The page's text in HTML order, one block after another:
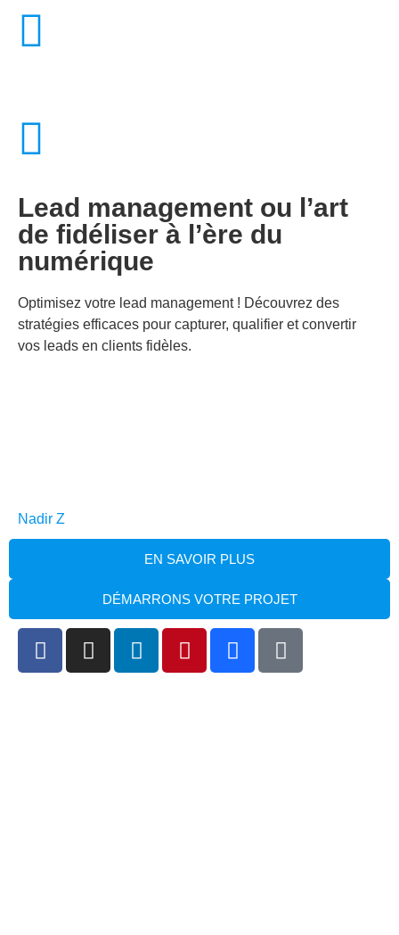
Lead management ou l’art
de fidéliser à l’ère du
numérique
Optimisez votre lead management ! Découvrez des
stratégies efficaces pour capturer, qualifier et convertir
vos leads en clients fidèles.
Nadir Z
EN SAVOIR PLUS
DÉMARRONS VOTRE PROJET